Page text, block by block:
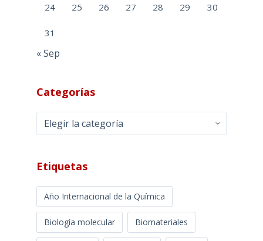
24 25 26 27 28 29 30
31
« Sep
Categorías
Categorías
Etiquetas
Año Internacional de la Química
Biología molecular Biomateriales